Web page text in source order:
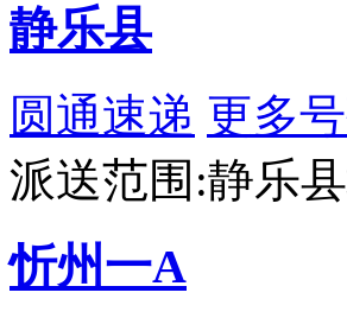
静乐县
圆通速递 更多
派送范围:静乐
忻州一A